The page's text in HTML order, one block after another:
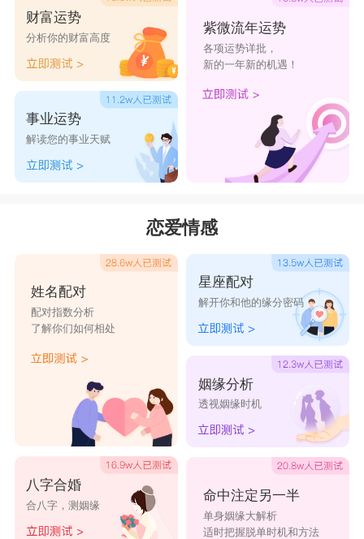
浪子回头金不换
何必天真
沭瑾
终止放荡
一览众山小
感情早已陌生。
时间冲淡一切回忆
路还长、别猖狂
︸°放扌才能自由
口嚼泡泡糖
经历一些事。看懂一些人。
淡笑，那红尘
流年割容颜※
财富运势
分析你的财富高度
事业运势
解读您的事业天赋
紫微流年运势
各项运势详批，
新的一年新的机遇！
恋爱情感
姓名配对
配对指数分析
了解你们如何相处
八字合婚
合八字，测姻缘
星座配对
解开你和他的缘分密码
姻缘分析
透视姻缘时机
命中注定另一半
单身姻缘大解析
适时把握脱单时机和方法